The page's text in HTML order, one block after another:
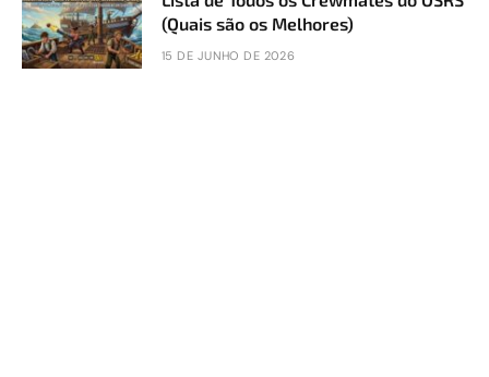
(Quais são os Melhores)
15 DE JUNHO DE 2026